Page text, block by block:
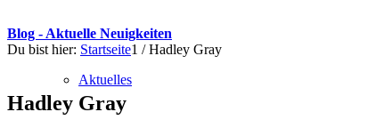
Aktuelles
Blog - Aktuelle Neuigkeiten
Du bist hier: Startseite1 / Hadley Gray
Hadley Gray